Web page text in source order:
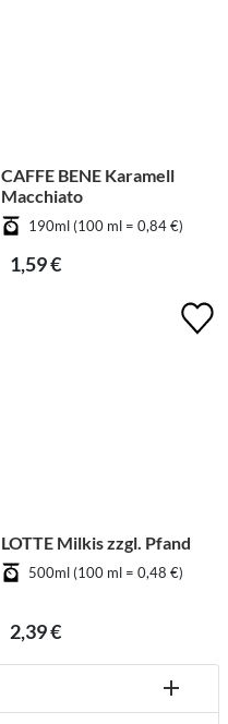
CAFFE BENE Karamell
Macchiato
190ml (100 ml = 0,84 €)
1,59 €
LOTTE Milkis zzgl. Pfand
500ml (100 ml = 0,48 €)
2,39 €